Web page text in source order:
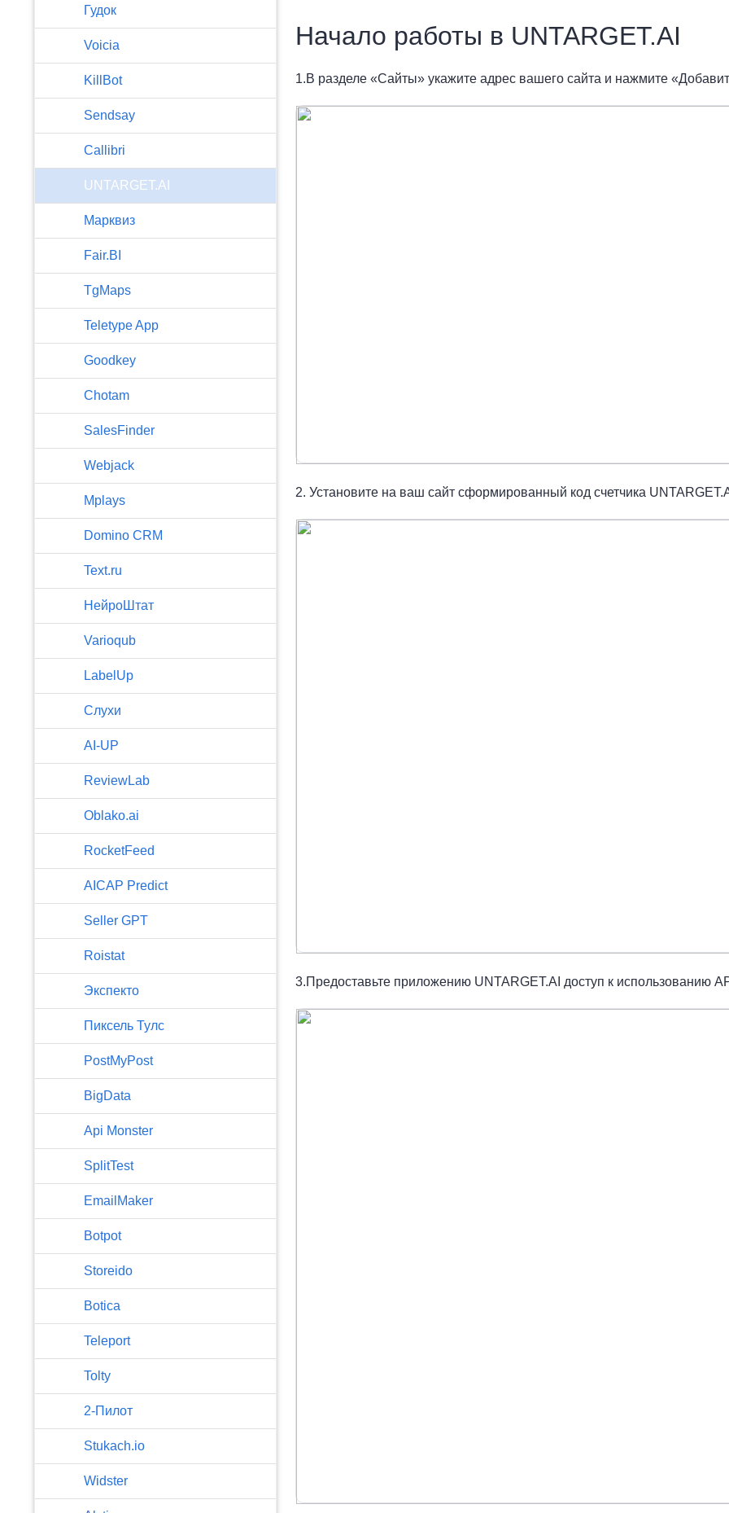
Гудок
Voicia
KillBot
Sendsay
Callibri
UNTARGET.AI
Марквиз
Fair.BI
TgMaps
Teletype App
Goodkey
Chotam
SalesFinder
Webjack
Mplays
Domino CRM
Text.ru
НейроШтат
Varioqub
LabelUp
Слухи
AI-UP
ReviewLab
Oblako.ai
RocketFeed
AICAP Predict
Seller GPT
Roistat
Экспекто
Пиксель Тулс
PostMyPost
BigData
Api Monster
SplitTest
EmailMaker
Botpot
Storeido
Botica
Teleport
Tolty
2-Пилот
Stukach.io
Widster
Начало работы в UNTARGET.AI
1.В разделе «Сайты» укажите адрес вашего сайта и нажмите
2. Установите на ваш сайт сформированный код счетчика
3.Предоставьте приложению UNTARGET.AI доступ к использованию